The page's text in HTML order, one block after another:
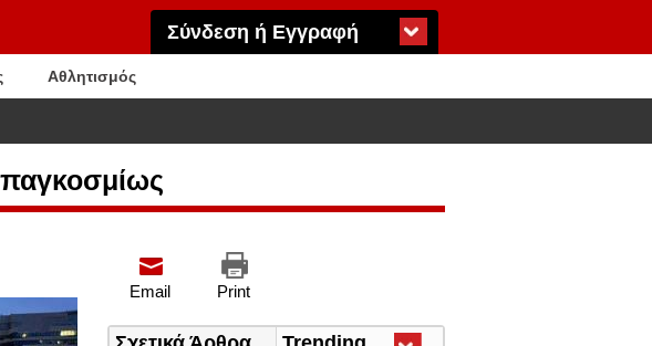
Σύνδεση ή Εγγραφή
Αθλητισμός
παγκοσμίως
Print
Email